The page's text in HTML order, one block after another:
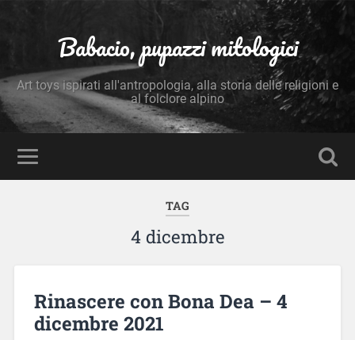
Babacio, pupazzi mitologici
Art toys ispirati all'antropologia, alla storia delle religioni e
al folclore alpino
TAG
4 dicembre
Rinascere con Bona Dea – 4
dicembre 2021